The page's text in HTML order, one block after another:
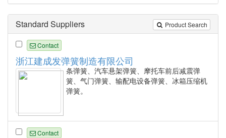
Product Search
Standard Suppliers
Contact
浙江建成发弹簧制造有限公司
条弹簧、汽车悬架弹簧、摩托车前后减震弹
簧、气门弹簧、输配电设备弹簧、冰箱压缩机
弹簧。
Contact